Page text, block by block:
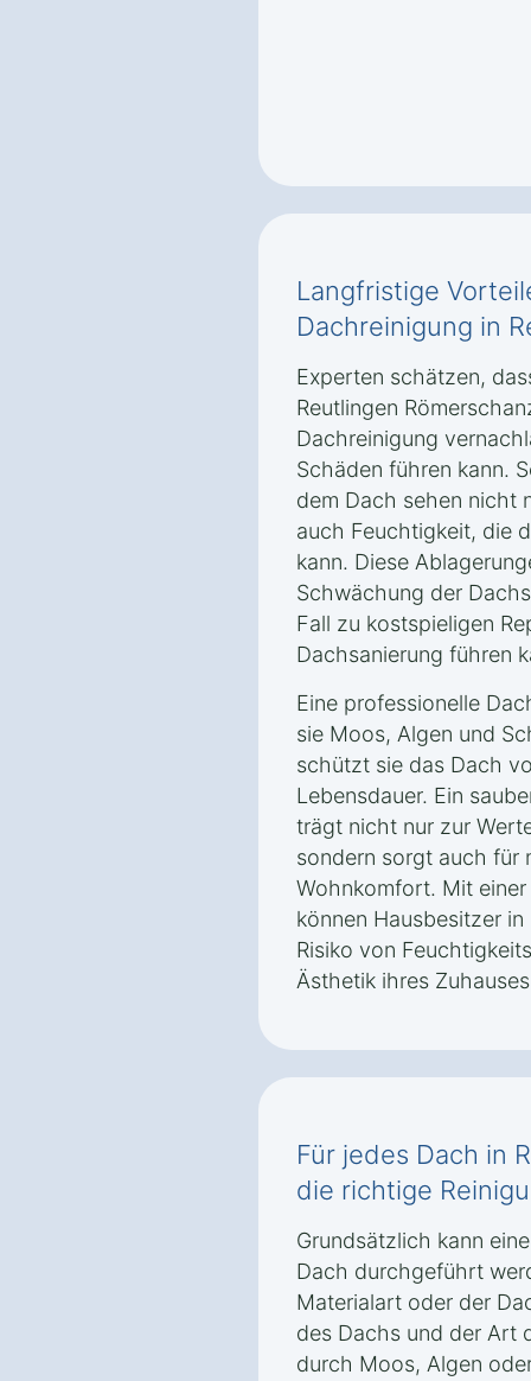
Langfristige
Dachreinigung in
Experten schätzen,
Reutlingen
Dachreinigung
Schäden führen kann.
dem Dach sehen nicht
auch Feuchtigkeit, die
kann. Diese
Schwächung der
Fall zu kostspieligen
Dachsanierung führen
Eine professionelle
sie Moos, Algen und
schützt sie das Dach
Lebensdauer. Ein
trägt nicht nur zur
sondern sorgt auch für
Wohnkomfort. Mit
können Hausbesitzer
Risiko von
Ästhetik ihres
Für jedes Dach in
die richtige
Grundsätzlich kann
Dach durchgeführt
Materialart oder der
des Dachs und der Art
durch Moos, Algen